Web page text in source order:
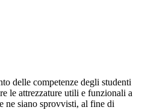
delle competenze degli studenti
le attrezzature utili e funzionali a
ne siano sprovvisti, al fine di